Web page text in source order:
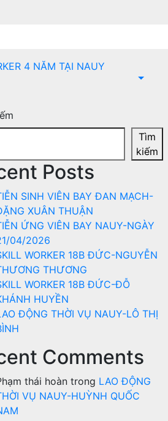
4 NĂM TẠI NAUY
Tìm
kiếm
Posts
SINH VIÊN BAY ĐAN MẠCH-
XUÂN THUẬN
ỨNG VIÊN BAY NAUY-NGÀY
04/2026
WORKER 18B ĐỨC-NGUYỄN
THƯƠNG
WORKER 18B ĐỨC-ĐỖ
HUYỀN
ĐỘNG THỜI VỤ NAUY-LÔ THỊ
Comments
thái hoàn trong LAO ĐỘNG
VỤ NAUY-HUỲNH QUỐC